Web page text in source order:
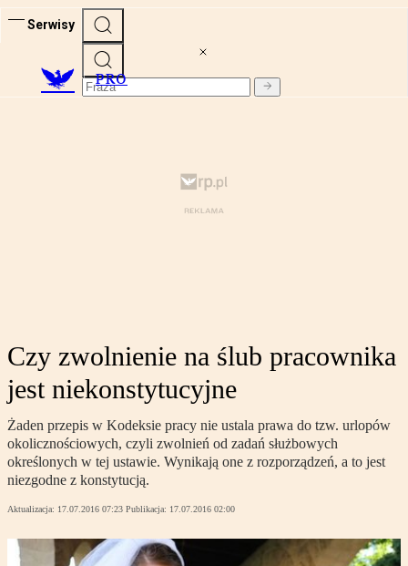
Serwisy
PRO
Czy zwolnienie na ślub pracownika
jest niekonstytucyjne
Żaden przepis w Kodeksie pracy nie ustala prawa do tzw. urlopów
okolicznościowych, czyli zwolnień od zadań służbowych
określonych w tej ustawie. Wynikają one z rozporządzeń, a to jest
niezgodne z konstytucją.
Aktualizacja: 17.07.2016 07:23 Publikacja: 17.07.2016 02:00